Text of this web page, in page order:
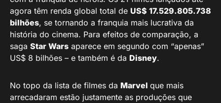
agora têm renda global total de US$ 17.529.805.738
bilhões, se tornando a franquia mais lucrativa da
história do cinema. Para efeitos de comparação, a
saga Star Wars aparece em segundo com “apenas”
US$ 8 bilhões – e também é da Disney.
No topo da lista de filmes da Marvel que mais
arrecadaram estão justamente as produções que